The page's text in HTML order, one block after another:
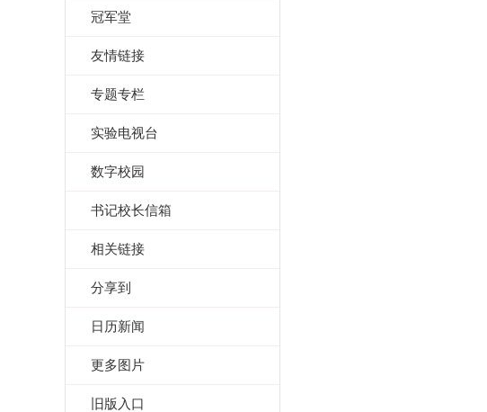
冠军堂
友情链接
专题专栏
实验电视台
数字校园
书记校长信箱
相关链接
分享到
日历新闻
更多图片
旧版入口